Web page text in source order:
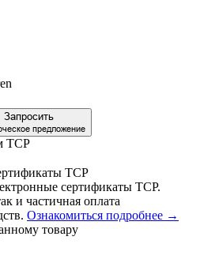
Запросить
предложение
ТСР
ТСР
сертификаты ТСР.
и частичная оплата
Ознакомиться подробнее →
товару